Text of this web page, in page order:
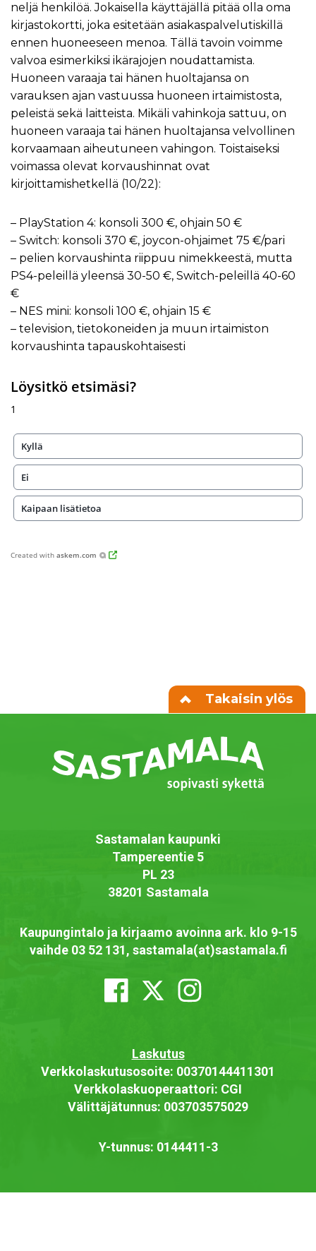
neljä henkilöä. Jokaisella käyttäjällä pitää olla oma
kirjastokortti, joka esitetään asiakaspalvelutiskillä
ennen huoneeseen menoa. Tällä tavoin voimme
valvoa esimerkiksi ikärajojen noudattamista.
Huoneen varaaja tai hänen huoltajansa on
varauksen ajan vastuussa huoneen irtaimistosta,
peleistä sekä laitteista. Mikäli vahinkoja sattuu, on
huoneen varaaja tai hänen huoltajansa velvollinen
korvaamaan aiheutuneen vahingon. Toistaiseksi
voimassa olevat korvaushinnat ovat
kirjoittamishetkellä (10/22):
– PlayStation 4: konsoli 300 €, ohjain 50 €
– Switch: konsoli 370 €, joycon-ohjaimet 75 €/pari
– pelien korvaushinta riippuu nimekkeestä, mutta
PS4-peleillä yleensä 30-50 €, Switch-peleillä 40-60
€
– NES mini: konsoli 100 €, ohjain 15 €
– television, tietokoneiden ja muun irtaimiston
korvaushinta tapauskohtaisesti
Löysitkö etsimäsi?
1
Kyllä
Ei
Kaipaan lisätietoa
Created with askem.com
Takaisin ylös
Sastamalan kaupunki
Tampereentie 5
PL 23
38201 Sastamala
Kaupungintalo ja kirjaamo avoinna ark. klo 9-15
vaihde 03 52 131, sastamala(at)sastamala.fi
Laskutus
Verkkolaskutusosoite: 00370144411301
Verkkolaskuoperaattori: CGI
Välittäjätunnus: 003703575029
Y-tunnus: 0144411-3